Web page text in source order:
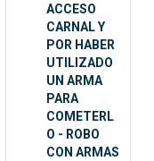
ACCESO
CARNAL Y
POR HABER
UTILIZADO
UN ARMA
PARA
COMETERL
O - ROBO
CON ARMAS